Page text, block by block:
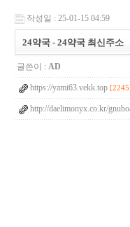
작성일 : 25-01-15 04:59
24약국 - 24약국 최신주소
글쓴이 : AD
https://yami63.vekk.top
http://daelimonyx.co.kr/